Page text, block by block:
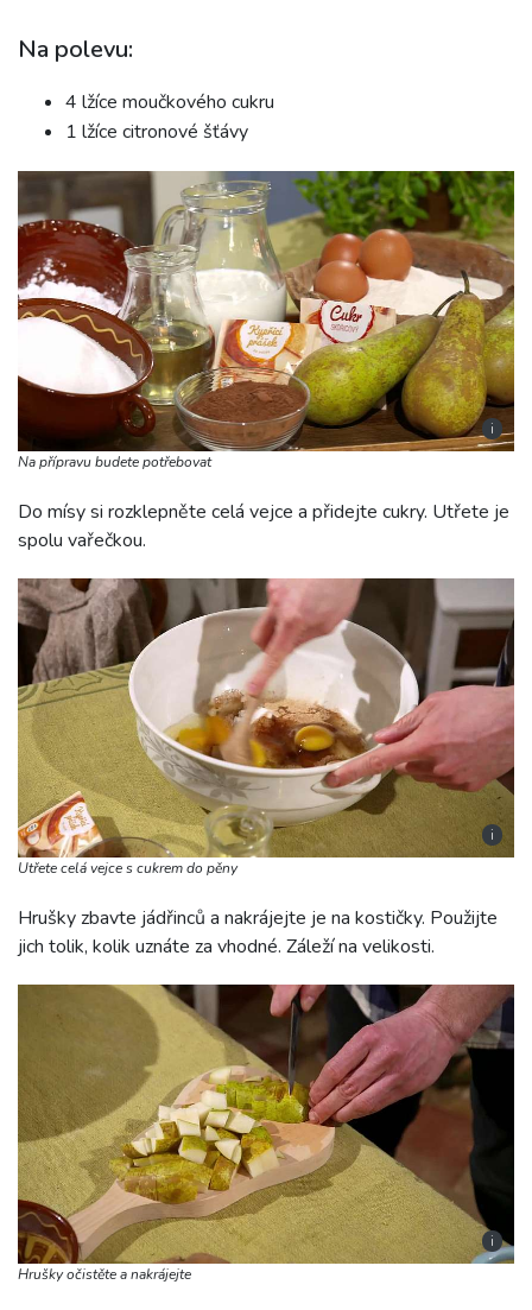
Na polevu:
4 lžíce moučkového cukru
1 lžíce citronové šťávy
i
Na přípravu budete potřebovat
Do mísy si rozklepněte celá vejce a přidejte cukry. Utřete je
spolu vařečkou.
i
Utřete celá vejce s cukrem do pěny
Hrušky zbavte jádřinců a nakrájejte je na kostičky. Použijte
jich tolik, kolik uznáte za vhodné. Záleží na velikosti.
i
Hrušky očistěte a nakrájejte